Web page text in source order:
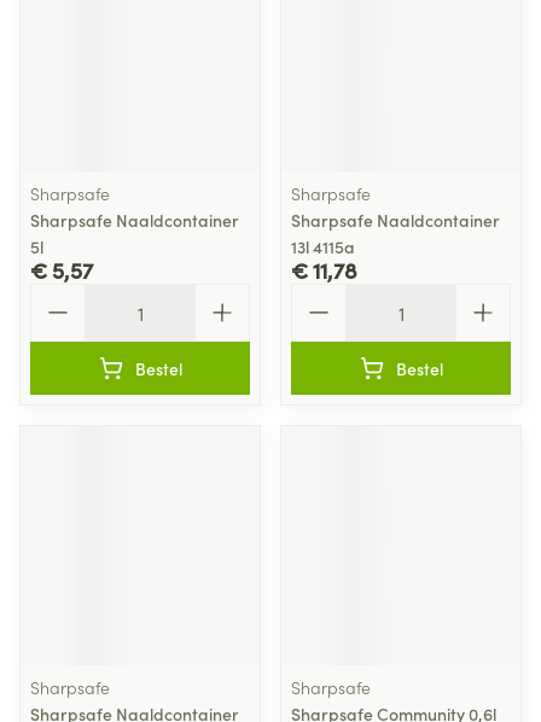
Sharpsafe
Sharpsafe Naaldcontainer
5l
€ 5,57
Bestel
Sharpsafe
Sharpsafe Naaldcontainer
13l 4115a
€ 11,78
Bestel
Sharpsafe
Sharpsafe Naaldcontainer
Sharpsafe
Sharpsafe Community 0,6l